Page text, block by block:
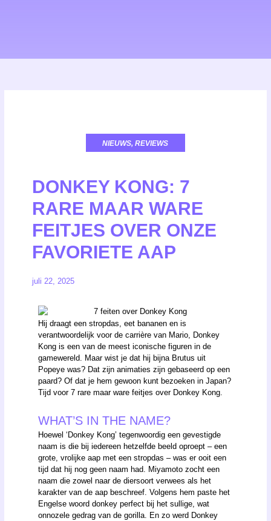
NIEUWS, REVIEWS
DONKEY KONG: 7
RARE MAAR WARE
FEITJES OVER ONZE
FAVORIETE AAP
juli 22, 2025
Hij draagt een stropdas, eet bananen en is
verantwoordelijk voor de carrière van Mario, Donkey
Kong is een van de meest iconische figuren in de
gamewereld. Maar wist je dat hij bijna Brutus uit
Popeye was? Dat zijn animaties zijn gebaseerd op een
paard? Of dat je hem gewoon kunt bezoeken in Japan?
Tijd voor 7 rare maar ware feitjes over Donkey Kong.
WHAT’S IN THE NAME?
Hoewel ‘Donkey Kong’ tegenwoordig een gevestigde
naam is die bij iedereen hetzelfde beeld oproept – een
grote, vrolijke aap met een stropdas – was er ooit een
tijd dat hij nog geen naam had. Miyamoto zocht een
naam die zowel naar de diersoort verwees als het
karakter van de aap beschreef. Volgens hem paste het
Engelse woord donkey perfect bij het sullige, wat
onnozele gedrag van de gorilla. En zo werd Donkey